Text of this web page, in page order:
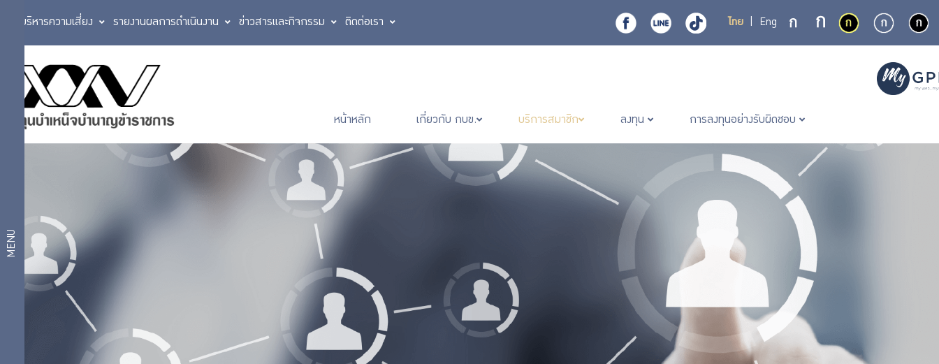
ไทย Eng
การบริหารความเสี่ยง รายงานผลการดำเนินงาน ข่าวสารและกิจกรรม ติดต่อเรา
หน้าหลัก เกี่ยวกับ กบข. บริการสมาชิก ลงทุน การลงทุนอย่างรับผิดชอบ
MENU
สมาชิก
ลงทุน
ออม
ให้คำ
ปรึกษา
ทางการ